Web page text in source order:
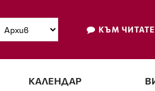
КЪМ
КАЛЕНДАР